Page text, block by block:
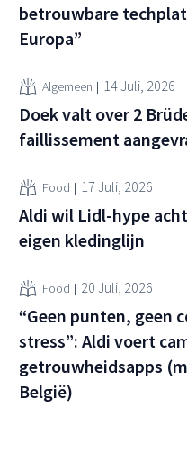
betrouwbare
Europa”
Algemeen 14 Juli, 2026
Doek valt over 2
faillissement
Food 17 Juli, 2026
Aldi wil Lidl-hype
eigen kledinglijn
Food 20 Juli, 2026
“Geen punten, geen
stress”: Aldi voert
getrouwheidsapps
België)